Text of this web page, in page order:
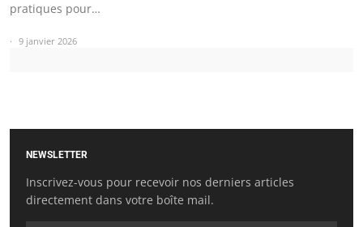
pratiques pour…
9 janvier 2026
NEWSLETTER
Inscrivez-vous pour recevoir nos derniers articles
directement dans votre boîte mail.